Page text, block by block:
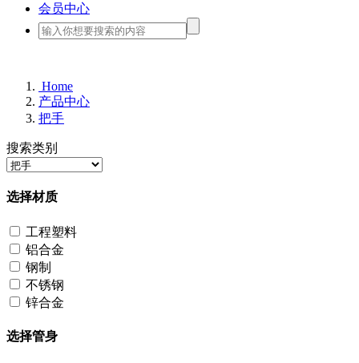
会员中心
Home
产品中心
把手
搜索类别
选择材质
工程塑料
铝合金
钢制
不锈钢
锌合金
选择管身